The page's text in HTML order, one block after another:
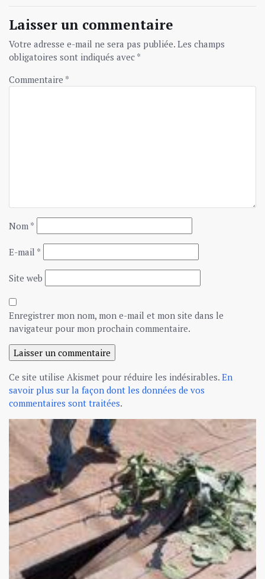
Laisser un commentaire
Votre adresse e-mail ne sera pas publiée. Les champs
obligatoires sont indiqués avec *
Commentaire *
Nom *
E-mail *
Site web
Enregistrer mon nom, mon e-mail et mon site dans le
navigateur pour mon prochain commentaire.
Ce site utilise Akismet pour réduire les indésirables. En
savoir plus sur la façon dont les données de vos
commentaires sont traitées.